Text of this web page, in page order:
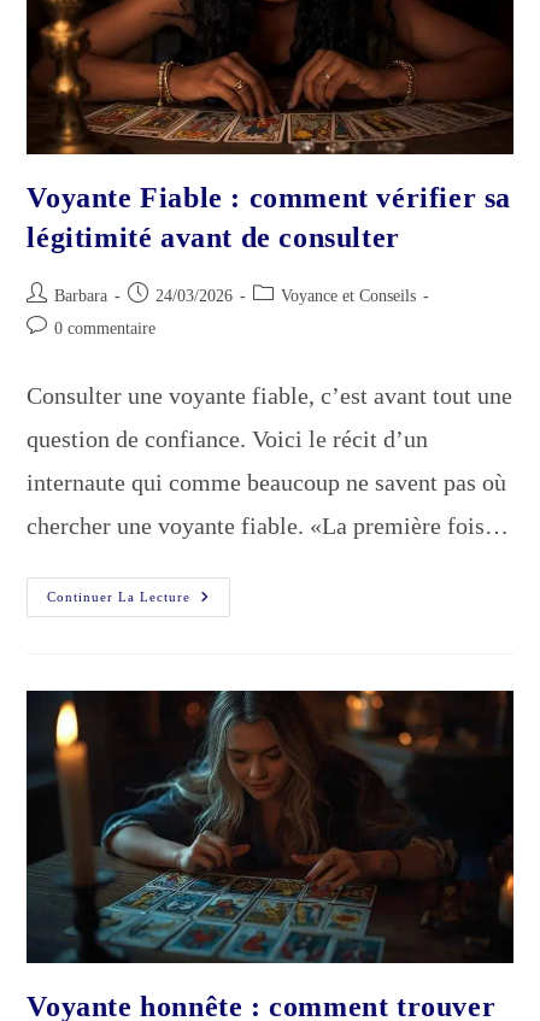
Voyante Fiable : comment vérifier sa
légitimité avant de consulter
Auteur/autrice
de
Barbara
Publication
publiée :
24/03/2026
PostVoyance et Conseils
Commentaires
publication :
0 commentaire
Consulter une voyante fiable, c’est avant tout une
question de confiance. Voici le récit d’un
internaute qui comme beaucoup ne savent pas où
chercher une voyante fiable. «La première fois…
Continuer La Lecture
Voyante
Fiable
Légitimité
Avant
De
Consulter
Voyante honnête : comment trouver